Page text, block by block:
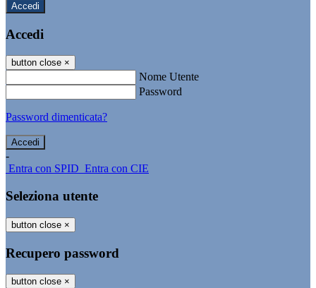
Accedi
Accedi
button close ×
Nome Utente
Password
Password dimenticata?
-
Entra con SPID Entra con CIE
Seleziona utente
button close ×
Recupero password
button close ×